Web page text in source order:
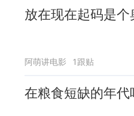
放在现在起码是个
阿萌讲电影 1跟贴
在粮食短缺的年